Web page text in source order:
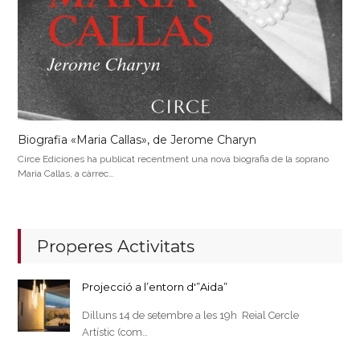
Biografia «Maria Callas», de Jerome Charyn
Circe Ediciones ha publicat recentment una nova biografia de la soprano
Maria Callas, a càrrec…
Properes Activitats
Projecció a l’entorn d'”Aida”
Dilluns 14 de setembre a les 19h Reial Cercle
Artístic (com…